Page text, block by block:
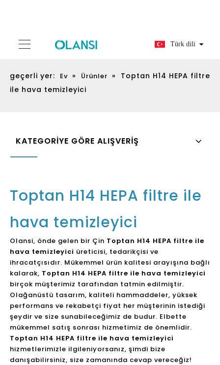
Türk dili
geçerli yer: Ev » Ürünler »
Toptan H14 HEPA filtre
ile hava temizleyici
KATEGORİYE GÖRE ALIŞVERİŞ
Toptan H14 HEPA filtre ile
hava temizleyici
Olansi, önde gelen bir Çin Toptan H14 HEPA filtre ile
hava temizleyici üreticisi, tedarikçisi ve
ihracatçısıdır. Mükemmel ürün kalitesi arayışına bağlı
kalarak, Toptan H14 HEPA filtre ile hava temizleyici
birçok müşterimiz tarafından tatmin edilmiştir.
Olağanüstü tasarım, kaliteli hammaddeler, yüksek
performans ve rekabetçi fiyat her müşterinin istediği
şeydir ve size sunabileceğimiz de budur. Elbette
mükemmel satış sonrası hizmetimiz de önemlidir.
Toptan H14 HEPA filtre ile hava temizleyici
hizmetlerimizle ilgileniyorsanız, şimdi bize
danışabilirsiniz, size zamanında cevap vereceğiz!